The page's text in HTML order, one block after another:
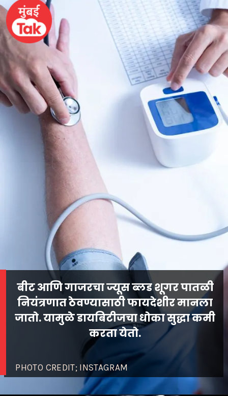
PHOTO CREDIT; INSTAGRAM
बीट आणि गाजरचा ज्यूस ब्लड शूगर पातळी
नियंत्रणात ठेवण्यासाठी फायदेशीर मानला
जातो. यामुळे डायबिटीजचा धोका सुद्धा कमी